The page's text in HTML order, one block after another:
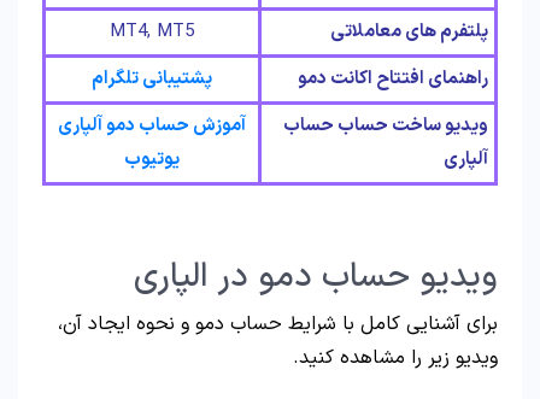
پلتفرم های معاملاتی
MT4, MT5
راهنمای افتتاح اکانت دمو
پشتیبانی تلگرام
ویدیو ساخت حساب حساب
آلپاری
آموزش حساب دمو آلپاری
یوتیوب
ویدیو حساب دمو در الپاری
برای آشنایی کامل با شرایط حساب دمو و نحوه ایجاد آن،
ویدیو زیر را مشاهده کنید.